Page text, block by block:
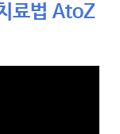
료법 AtoZ